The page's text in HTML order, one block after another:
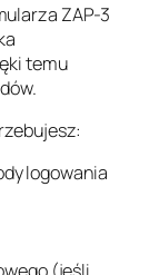
ZAP-3
temu
logowania